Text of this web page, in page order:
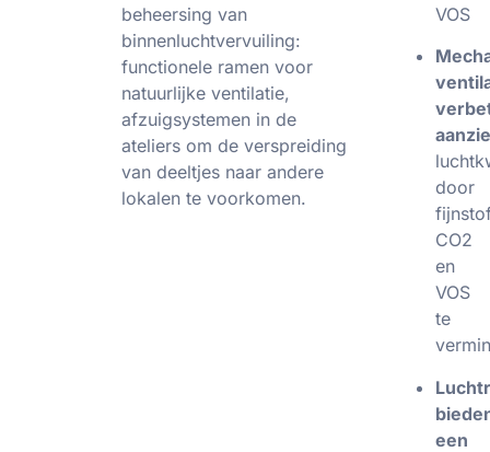
beheersing van
binnenluchtvervuiling:
functionele ramen voor
natuurlijke ventilatie,
afzuigsystemen in de
ateliers om de verspreiding
van deeltjes naar andere
lokalen te voorkomen.
VOS
door
CO2
en
VOS
te
een